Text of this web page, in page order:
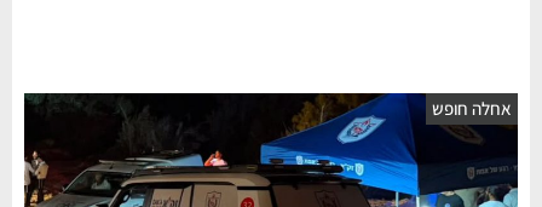
אחלה חופש